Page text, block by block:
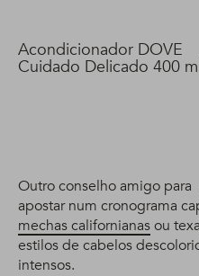
Acondicionador DOVE
Cuidado Delicado 400
Outro conselho amigo
apostar num cronograma
mechas californianasou
estilos de cabelos
intensos.